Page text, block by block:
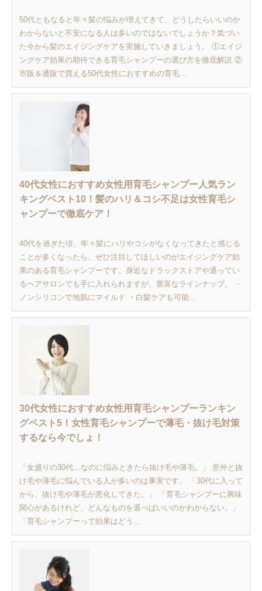
50代ともなると年々髪の悩みが増えてきて、どうしたらいいのか
わからないと不安になる人は多いのではないでしょうか？気づい
た今から髪のエイジングケアを実施していきましょう。 ①エイジ
ングケア効果の期待できる育毛シャンプーの選び方を徹底解説 ②
市販＆通販で買える50代女性におすすめの育毛...
40代女性におすすめ女性用育毛シャンプー人気ラン
キングベスト10！髪のハリ＆コシ不足は女性育毛シ
ャンプーで徹底ケア！
40代を過ぎた頃、年々髪にハリやコシがなくなってきたと感じる
ことが多くなったら、ぜひ注目してほしいのがエイジングケア効
果のある育毛シャンプーです。身近なドラックストアや通ってい
るヘアサロンでも手に入れられますが、豊富なラインナップ。 ・
ノンシリコンで地肌にマイルド ・白髪ケアも可能...
30代女性におすすめ女性用育毛シャンプーランキン
グベスト5！女性育毛シャンプーで薄毛・抜け毛対策
するなら今でしょ！
「女盛りの30代…なのに悩みときたら抜け毛や薄毛。」 意外と抜
け毛や薄毛に悩んでいる人が多いのは事実です。 「30代に入って
から、抜け毛や薄毛が悪化してきた。」 「育毛シャンプーに興味
関心があるけれど、どんなものを選べばいいのかわからない。」
「育毛シャンプーって効果はどう...